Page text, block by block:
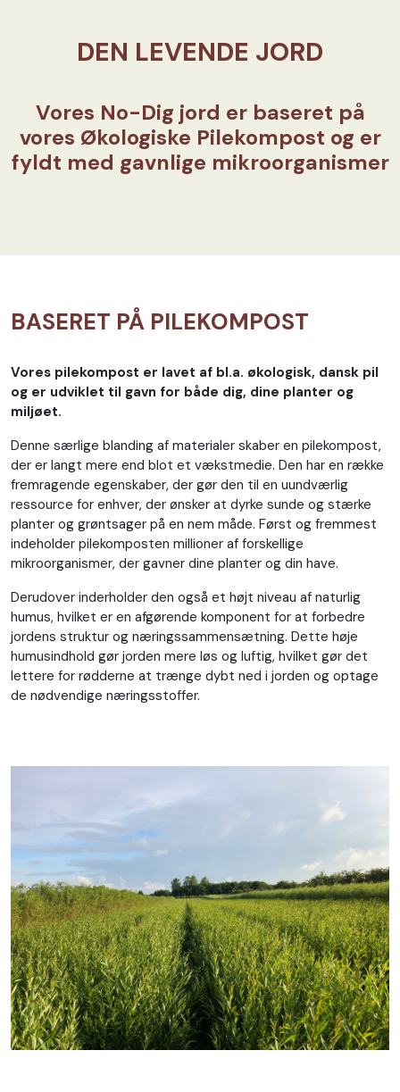
DEN LEVENDE JORD
Vores No-Dig jord er baseret på
vores Økologiske Pilekompost og er
fyldt med gavnlige mikroorganismer
BASERET PÅ PILEKOMPOST
Vores pilekompost er lavet af bl.a. økologisk, dansk pil
og er udviklet til gavn for både dig, dine planter og
miljøet.
Denne særlige blanding af materialer skaber en pilekompost,
der er langt mere end blot et vækstmedie. Den har en række
fremragende egenskaber, der gør den til en uundværlig
ressource for enhver, der ønsker at dyrke sunde og stærke
planter og grøntsager på en nem måde. Først og fremmest
indeholder pilekomposten millioner af forskellige
mikroorganismer, der gavner dine planter og din have.
Derudover inderholder den også et højt niveau af naturlig
humus, hvilket er en afgørende komponent for at forbedre
jordens struktur og næringssammensætning. Dette høje
humusindhold gør jorden mere løs og luftig, hvilket gør det
lettere for rødderne at trænge dybt ned i jorden og optage
de nødvendige næringsstoffer.